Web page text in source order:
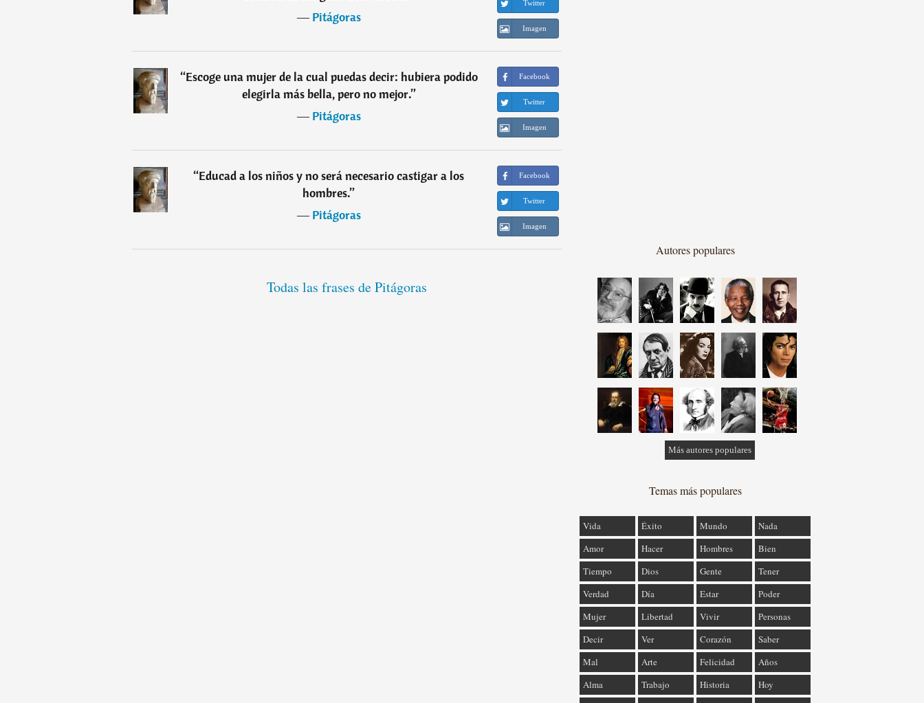
―Pitágoras
Twitter
Imagen
“Escoge una mujer de la cual puedas decir: hubiera podido
elegirla más bella, pero no mejor.”
―Pitágoras
Facebook
Twitter
Imagen
“Educad a los niños y no será necesario castigar a los
hombres.”
―Pitágoras
Facebook
Twitter
Imagen
Todas las frases de Pitágoras
Autores populares
Más autores populares
Temas más populares
Vida Éxito Mundo
Nada
Amor
Hacer Hombres
Bien
Tiempo
Dios Gente
Tener
Verdad
Día Estar
Poder
Mujer
Libertad Vivir
Personas
Decir
Ver Corazón
Saber
Mal
Arte Felicidad
Años
Alma
Trabajo Historia
Hoy